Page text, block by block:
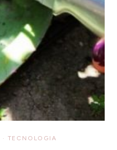
· TECNOLOGIA